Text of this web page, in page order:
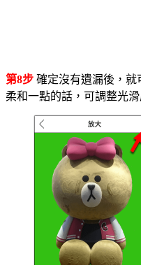
第8步 確定沒有遺漏後，
柔和一點的話，可調整光滑